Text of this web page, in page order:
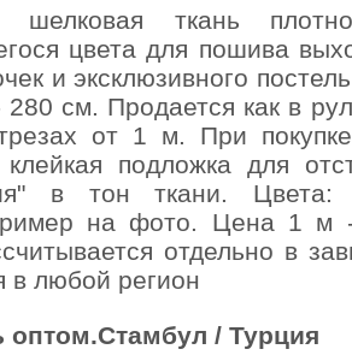
шелковая ткань
цвета для пошива
и эксклюзивного
см. Продается как в
от 1 м. При
клейкая подложка для
в тон ткани. Цвета:
на фото. Цена 1 м
отдельно в
в любой регион
оптом.Стамбул / Турция